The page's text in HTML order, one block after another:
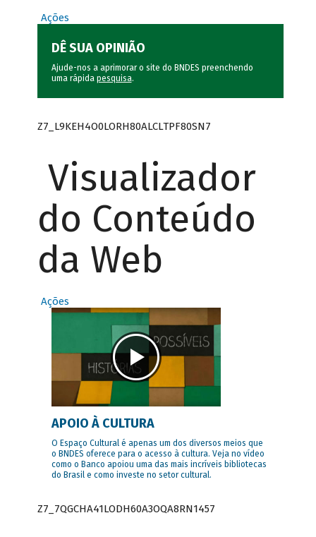
Ações
DÊ SUA OPINIÃO
Ajude-nos a aprimorar o site do BNDES preenchendo
uma rápida pesquisa.
Z7_L9KEH4O0LORH80ALCLTPF80SN7
Visualizador
do Conteúdo
da Web
Ações
APOIO À CULTURA
O Espaço Cultural é apenas um dos diversos meios que
o BNDES oferece para o acesso à cultura. Veja no vídeo
como o Banco apoiou uma das mais incríveis bibliotecas
do Brasil e como investe no setor cultural.
Z7_7QGCHA41LODH60A3OQA8RN1457